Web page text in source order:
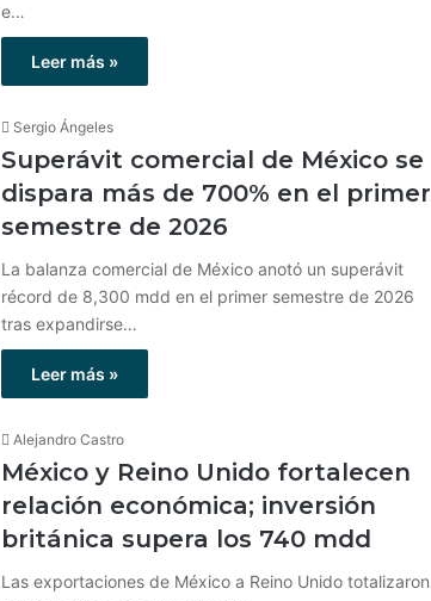
e…
Leer más »
Sergio Ángeles
Superávit comercial de México se
dispara más de 700% en el primer
semestre de 2026
La balanza comercial de México anotó un superávit
récord de 8,300 mdd en el primer semestre de 2026
tras expandirse…
Leer más »
Alejandro Castro
México y Reino Unido fortalecen
relación económica; inversión
británica supera los 740 mdd
Las exportaciones de México a Reino Unido totalizaron